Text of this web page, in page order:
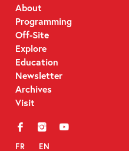
About
Programming
Off-Site
Explore
Education
Newsletter
Archives
Visit
f i y
FR EN